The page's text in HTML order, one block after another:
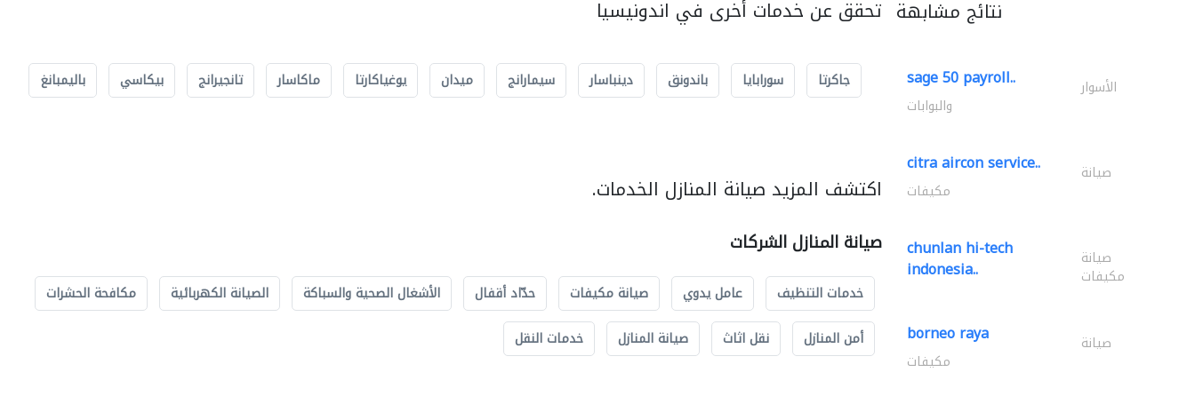
تحقق عن خدمات أخرى في اندونيسيا
جاكرتا سورابايا باندونق دينباسار سيمارانج ميدان يوغياكارتا ماكاسار تانجيرانج بيكاسي باليمبانغ
اكتشف المزيد صيانة المنازل الخدمات.
صيانة المنازل الشركات
خدمات التنظيف عامل يدوي صيانة مكيفات حدّاد أقفال الأشغال الصحية والسباكة الصيانة الكهربائية
مكافحة الحشرات
أمن المنازل
نقل اثاث صيانة المنازل خدمات النقل
نتائج مشابهة
sage 50 payroll.. الأسوار
والبوابات
citra aircon service.. صيانة
مكيفات
chunlan hi-tech
indonesia.. صيانة
مكيفات
borneo raya صيانة
مكيفات